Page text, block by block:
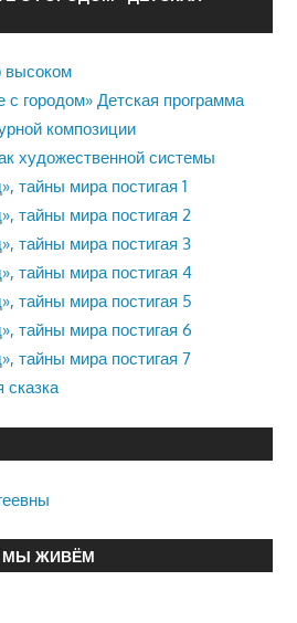
высоком
с городом» Детская программа
композиции
художественной системы
тайны мира постигая 1
тайны мира постигая 2
тайны мира постигая 3
тайны мира постигая 4
тайны мира постигая 5
тайны мира постигая 6
тайны мира постигая 7
сказка
МЫ ЖИВЁМ